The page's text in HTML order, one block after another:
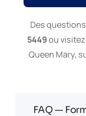
Des
5449ou
Queen Mary,
FAQ —